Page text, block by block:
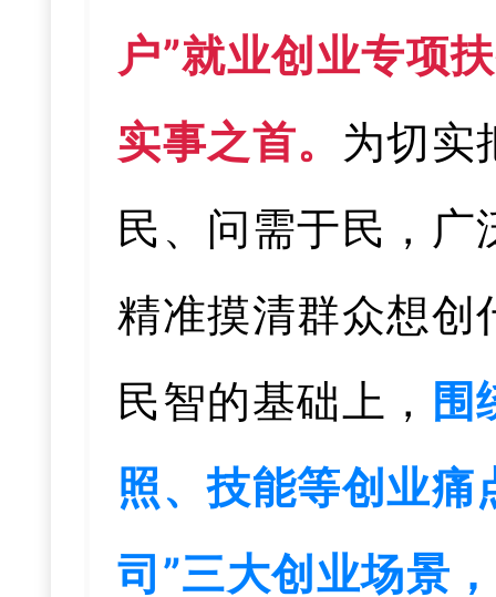
户”就业创业专项
实事之首。 为切实
民、问需于民，
精准摸清群众想创
民智的基础上， 围
照、技能等创业痛
司”三大创业场景